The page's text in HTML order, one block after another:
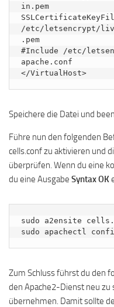
in.pem
/etc/letsencrypt/
.pem
#Include /etc/
apache.conf
</VirtualHost>
Speichere die Datei und
Führe nun den folgenden
cells.conf zu aktivieren und
überprüfen. Wenn du eine
du eine Ausgabe Syntax OK
sudo a2ensite
sudo apachectl
Zum Schluss führst du den
den Apache2-Dienst neu
übernehmen. Damit sollte